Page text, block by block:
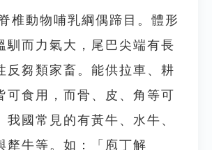
椎動物哺乳綱偶蹄目。體形
馴而力氣大，尾巴尖端有長
反芻類家畜。能供拉車、耕
可食用，而骨、皮、角等可
我國常見的有黃牛、水牛、
犛牛等。如：「庖丁解